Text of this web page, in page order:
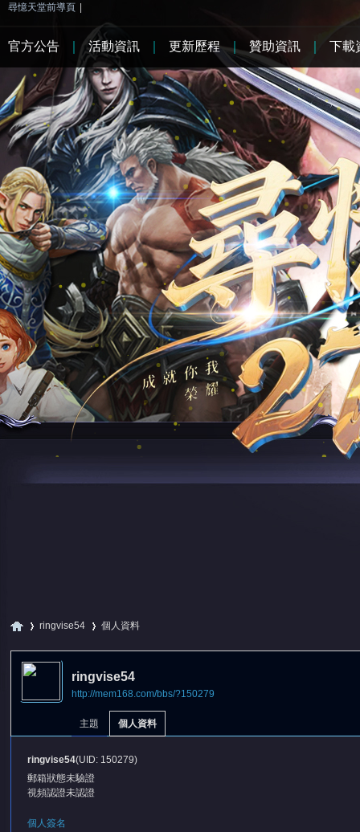
尋憶天堂前導頁
ringvise54
›
個人資料
ringvise54
http://mem168.com/bbs/?150279
主題 個人資料
ringvise54(UID: 150279)
郵箱狀態未驗證
視頻認證未認證
個人簽名